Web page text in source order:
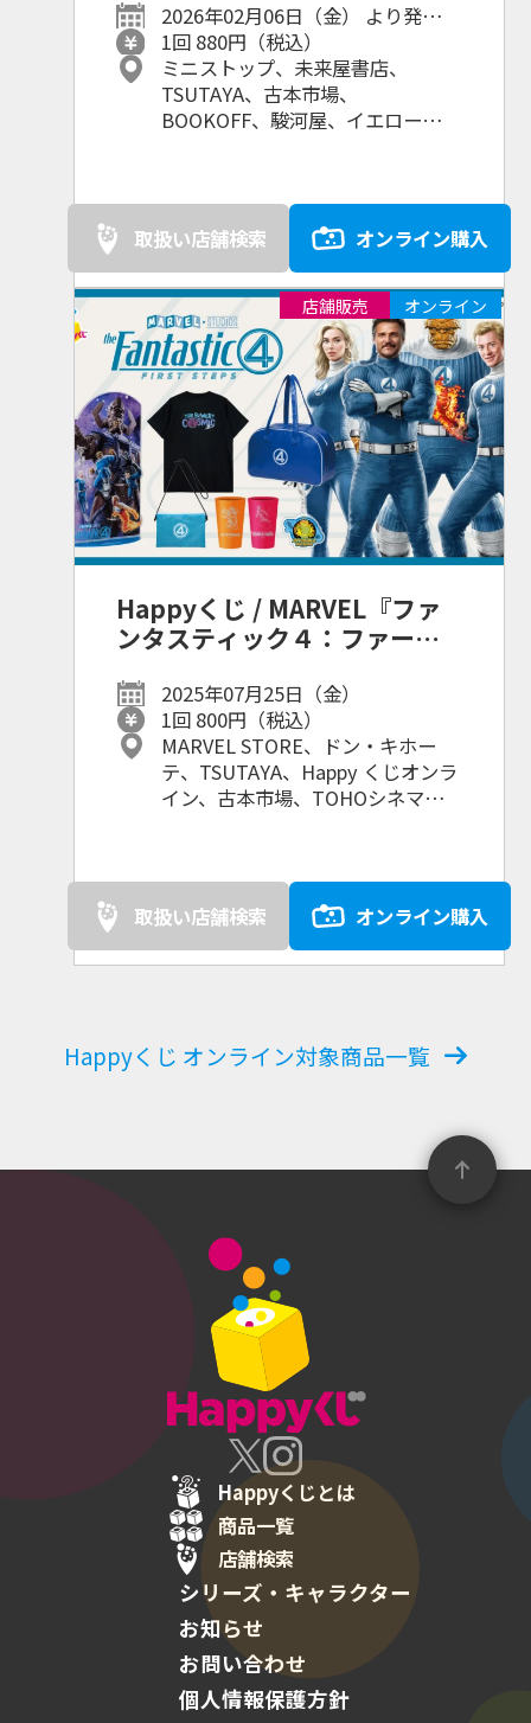
2026年02月06日（金） より発売予
定
1回 880円（税込）
ミニストップ、未来屋書店、
TSUTAYA、古本市場、
BOOKOFF、駿河屋、イエローサブ
ョップ、書店等
取扱い店舗検索 オンライン購入
Happyくじ / MARVEL『ファ
ンタスティック４：ファース
2025年07月25日（金）
1回 800円（税込）
MARVEL STORE、ドン・キホー
テ、TSUTAYA、Happy くじオンラ
イン、古本市場、TOHOシネマ
店等
店舗販売 オンライン
取扱い店舗検索 オンライン購入
Happyくじ オンライン対象商品一覧
Happyくじとは
商品一覧
店舗検索
シリーズ・キャラクター
お知らせ
お問い合わせ
個人情報保護方針